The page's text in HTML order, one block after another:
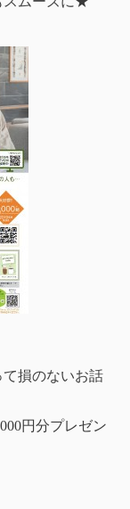
損のないお話
円分プレゼン